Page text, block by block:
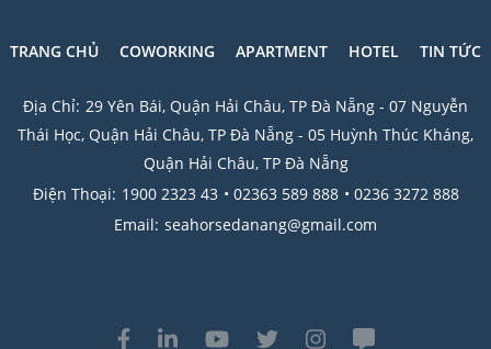
TRANG CHỦ COWORKING APARTMENT HOTEL TIN TỨC
Địa Chỉ: 29 Yên Bái, Quận Hải Châu, TP Đà Nẵng - 07 Nguyễn
Thái Học, Quận Hải Châu, TP Đà Nẵng - 05 Huỳnh Thúc Kháng,
Quận Hải Châu, TP Đà Nẵng
Điện Thoại: 1900 2323 43 • 02363 589 888 • 0236 3272 888
Email: seahorsedanang@gmail.com